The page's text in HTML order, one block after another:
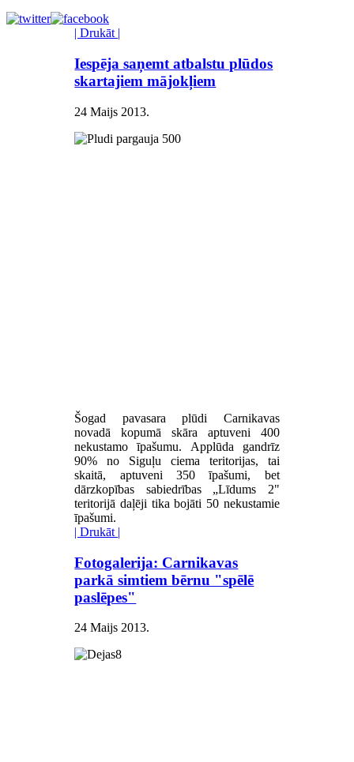
| Drukāt |
Iespēja saņemt atbalstu plūdos
skartajiem mājokļiem
24 Maijs 2013.
Šogad pavasara plūdi Carnikavas
novadā kopumā skāra aptuveni 400
nekustamo īpašumu. Applūda gandrīz
90% no Siguļu ciema teritorijas, tai
skaitā, aptuveni 350 īpašumi, bet
dārzkopības sabiedrības „Līdums 2"
teritorijā daļēji tika bojāti 50 nekustamie
īpašumi.
| Drukāt |
Fotogalerija: Carnikavas
parkā simtiem bērnu "spēlē
paslēpes"
24 Maijs 2013.